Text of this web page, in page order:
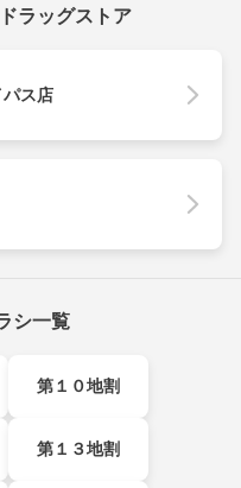
ラッグストア
ス店
シ一覧
第１０地割
第１３地割